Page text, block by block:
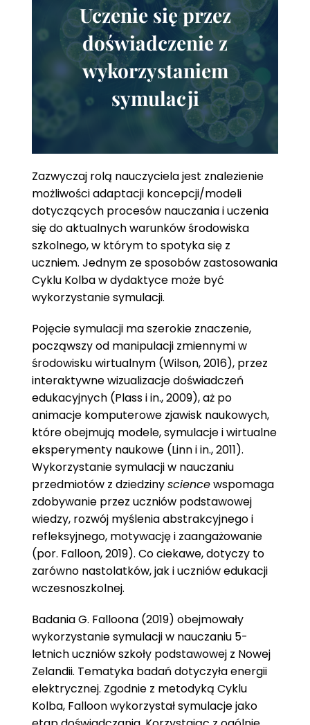
Uczenie się przez
doświadczenie z
wykorzystaniem
symulacji
Zazwyczaj rolą nauczyciela jest znalezienie
możliwości adaptacji koncepcji/modeli
dotyczących procesów nauczania i uczenia
się do aktualnych warunków środowiska
szkolnego, w którym to spotyka się z
uczniem. Jednym ze sposobów zastosowania
Cyklu Kolba w dydaktyce może być
wykorzystanie symulacji.
Pojęcie symulacji ma szerokie znaczenie,
począwszy od manipulacji zmiennymi w
środowisku wirtualnym (Wilson, 2016), przez
interaktywne wizualizacje doświadczeń
edukacyjnych (Plass i in., 2009), aż po
animacje komputerowe zjawisk naukowych,
które obejmują modele, symulacje i wirtualne
eksperymenty naukowe (Linn i in., 2011).
Wykorzystanie symulacji w nauczaniu
przedmiotów z dziedzinysciencewspomaga
zdobywanie przez uczniów podstawowej
wiedzy, rozwój myślenia abstrakcyjnego i
refleksyjnego, motywację i zaangażowanie
(por. Falloon, 2019). Co ciekawe, dotyczy to
zarówno nastolatków, jak i uczniów edukacji
wczesnoszkolnej.
Badania G. Falloona (2019) obejmowały
wykorzystanie symulacji w nauczaniu 5-
letnich uczniów szkoły podstawowej z Nowej
Zelandii. Tematyka badań dotyczyła energii
elektrycznej. Zgodnie z metodyką Cyklu
Kolba, Falloon wykorzystał symulacje jako